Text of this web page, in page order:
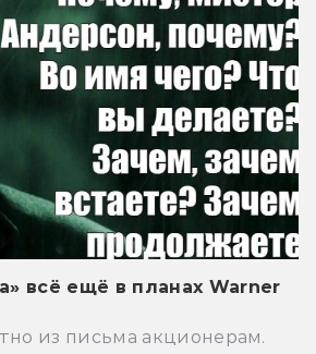
всё ещё в планах Warner
из письма акционерам.